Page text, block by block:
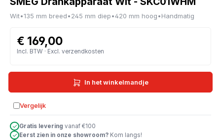
Wit•135 mm breed•245 mm diep•420 mm hoog•Handmatig
€ 169,00
Incl. BTW · Excl. verzendkosten
In het winkelmandje
Vergelijk
Toevoegen aan vergelijking
Gratis levering vanaf €100
Eerst zien in onze showroom? Kom langs!